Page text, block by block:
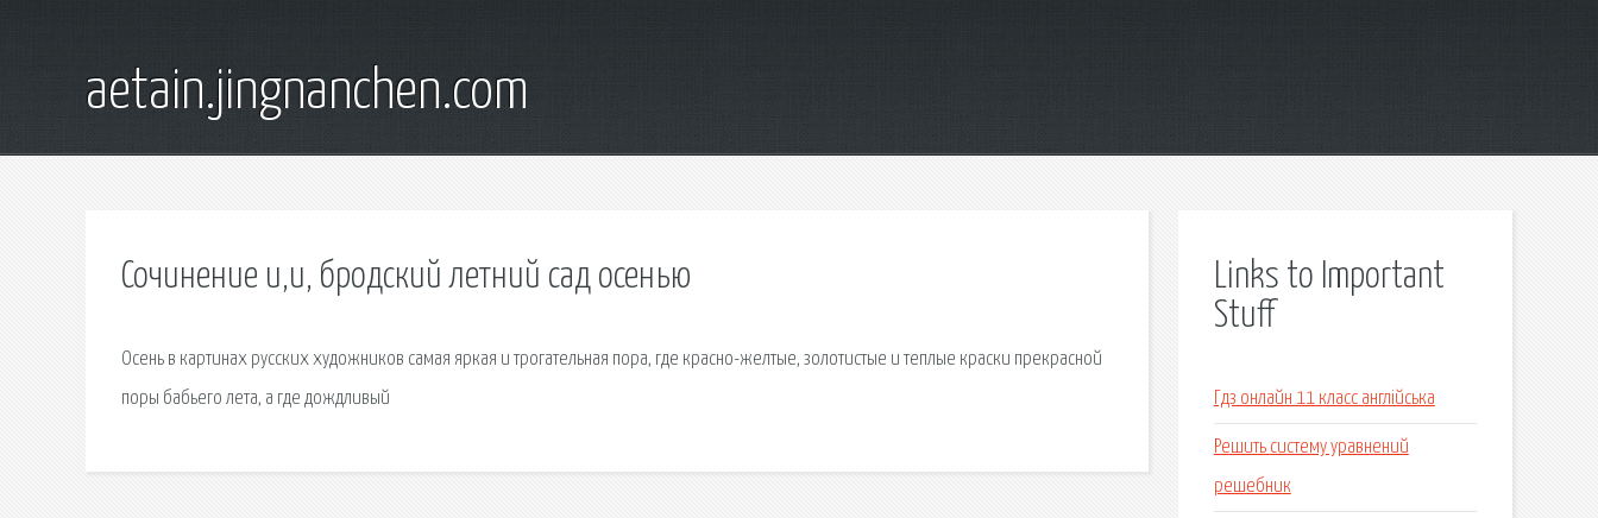
aetain.jingnanchen.com
Сочинение и,и, бродский летний сад осенью
Осень в картинах русских художников самая яркая и трогательная пора, где красно-желтые, золотистые и теплые краски прекрасной
поры бабьего лета, а где дождливый
Links to Important
Stuff
Гдз онлайн 11 класс англійська
Решить систему уравнений
решебник